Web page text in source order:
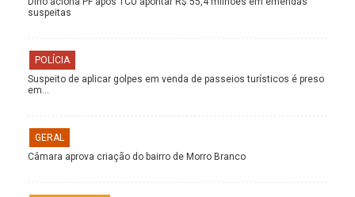
suspeitas
POLÍCIA
Suspeito de aplicar golpes em venda de passeios turísticos é preso
em…
GERAL
Câmara aprova criação do bairro de Morro Branco